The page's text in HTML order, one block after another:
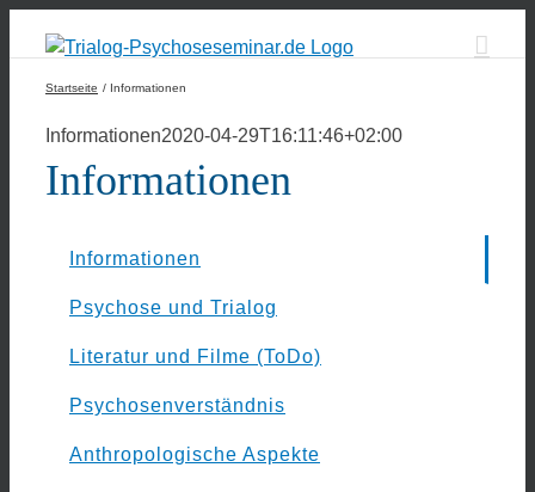
Inhalt
springenStartseite Informationen
Informationen2020-04-29T16:11:46+02:00
Informationen
Informationen
Psychose und Trialog
Literatur und Filme (ToDo)
Psychosenverständnis
Anthropologische Aspekte